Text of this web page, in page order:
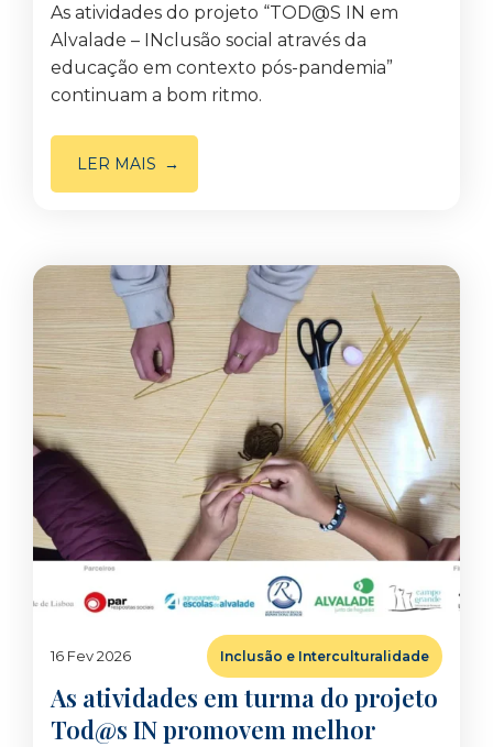
As atividades do projeto “TOD@S IN em
Alvalade – INclusão social através da
educação em contexto pós-pandemia”
continuam a bom ritmo.
LER MAIS
16 Fev 2026 Inclusão e Interculturalidade
As atividades em turma do projeto
Tod@s IN promovem melhor